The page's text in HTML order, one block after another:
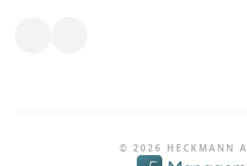
© 2026 HECKMANN